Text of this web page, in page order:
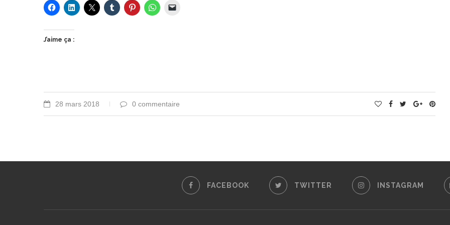
J’aime ça :
28 mars 2018 0 commentaire
FACEBOOK TWITTER INSTAGRAM